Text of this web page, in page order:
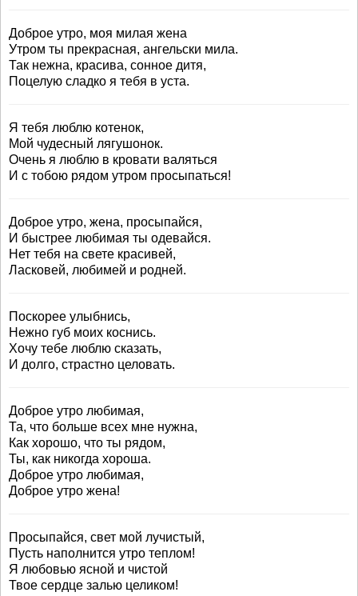
Доброе утро, моя милая жена
Утром ты прекрасная, ангельски мила.
Так нежна, красива, сонное дитя,
Поцелую сладко я тебя в уста.
Я тебя люблю котенок,
Мой чудесный лягушонок.
Очень я люблю в кровати валяться
И с тобою рядом утром просыпаться!
Доброе утро, жена, просыпайся,
И быстрее любимая ты одевайся.
Нет тебя на свете красивей,
Ласковей, любимей и родней.
Поскорее улыбнись,
Нежно губ моих коснись.
Хочу тебе люблю сказать,
И долго, страстно целовать.
Доброе утро любимая,
Та, что больше всех мне нужна,
Как хорошо, что ты рядом,
Ты, как никогда хороша.
Доброе утро любимая,
Доброе утро жена!
Просыпайся, свет мой лучистый,
Пусть наполнится утро теплом!
Я любовью ясной и чистой
Твое сердце залью целиком!